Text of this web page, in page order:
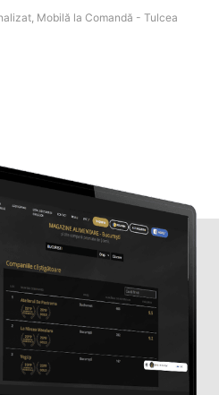
Mobilă la Comandă - Tulcea